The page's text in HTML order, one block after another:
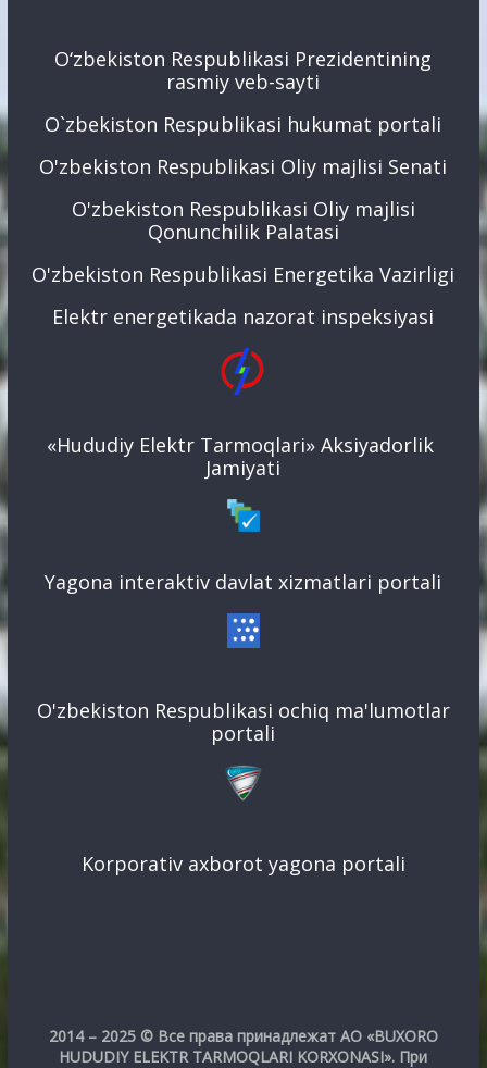
O‘zbekiston Respublikasi Prezidentining
rasmiy veb-sayti
O`zbekiston Respublikasi hukumat portali
O'zbekiston Respublikasi Oliy majlisi Senati
O'zbekiston Respublikasi Oliy majlisi
Qonunchilik Palatasi
O'zbekiston Respublikasi Energetika Vazirligi
Elektr energetikada nazorat inspeksiyasi
«Hududiy Elektr Tarmoqlari» Aksiyadorlik
Jamiyati
Yagona interaktiv davlat xizmatlari portali
O'zbekiston Respublikasi ochiq ma'lumotlar
portali
Korporativ axborot yagona portali
2014 – 2025 © Все права принадлежат АО «BUXORO
HUDUDIY ELEKTR TARMOQLARI KORXONASI». При